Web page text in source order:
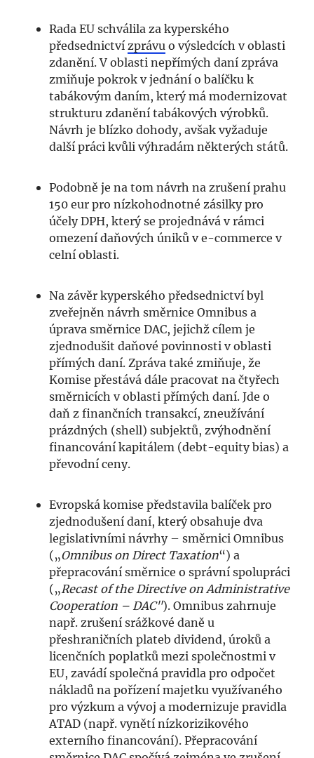
Rada EU schválila za kyperského
předsednictví zprávu o výsledcích v oblasti
zdanění. V oblasti nepřímých daní zpráva
zmiňuje pokrok v jednání o balíčku k
tabákovým daním, který má modernizovat
strukturu zdanění tabákových výrobků.
Návrh je blízko dohody, avšak vyžaduje
další práci kvůli výhradám některých států.
Podobně je na tom návrh na zrušení prahu
150 eur pro nízkohodnotné zásilky pro
účely DPH, který se projednává v rámci
omezení daňových úniků v e-commerce v
celní oblasti.
Na závěr kyperského předsednictví byl
zveřejněn návrh směrnice Omnibus a
úprava směrnice DAC, jejichž cílem je
zjednodušit daňové povinnosti v oblasti
přímých daní. Zpráva také zmiňuje, že
Komise přestává dále pracovat na čtyřech
směrnicích v oblasti přímých daní. Jde o
daň z finančních transakcí, zneužívání
prázdných (shell) subjektů, zvýhodnění
financování kapitálem (debt-equity bias) a
převodní ceny.
Evropská komise představila balíček pro
zjednodušení daní, který obsahuje dva
legislativními návrhy – směrnici Omnibus
(„Omnibus on Direct Taxation“) a
přepracování směrnice o správní spolupráci
(„Recast of the Directive on Administrative
Cooperation – DAC"). Omnibus zahrnuje
např. zrušení srážkové daně u
přeshraničních plateb dividend, úroků a
licenčních poplatků mezi společnostmi v
EU, zavádí společná pravidla pro odpočet
nákladů na pořízení majetku využívaného
pro výzkum a vývoj a modernizuje pravidla
ATAD (např. vynětí nízkorizikového
externího financování). Přepracování